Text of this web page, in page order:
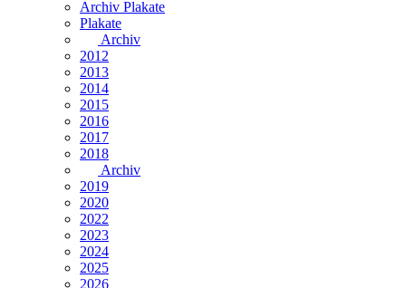
Archiv Plakate
Plakate
Archiv
2012
2013
2014
2015
2016
2017
2018
Archiv
2019
2020
2022
2023
2024
2025
2026